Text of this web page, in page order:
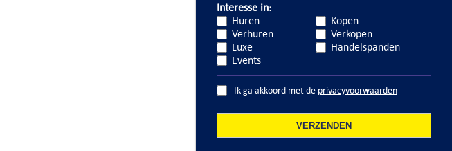
Interesse in:
Huren
Kopen
Verhuren
Verkopen
Luxe
Handelspanden
Events
Ik ga akkoord met de privacyvoorwaarden